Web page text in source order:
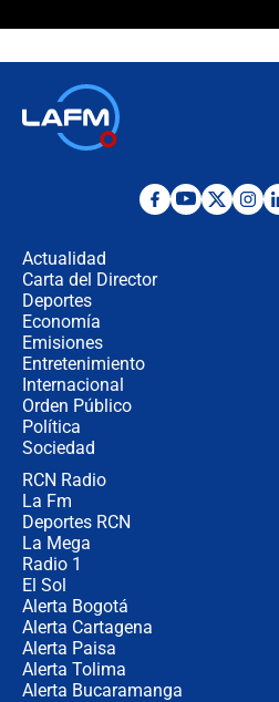
¿Por qué
Actualidad
Carta del Director
Deportes
Economía
Emisiones
Entretenimiento
Internacional
Orden Público
Política
Sociedad
RCN Radio
La Fm
Deportes RCN
La Mega
Radio 1
El Sol
Alerta Bogotá
Alerta Cartagena
Alerta Paisa
Alerta Tolima
Alerta Bucaramanga